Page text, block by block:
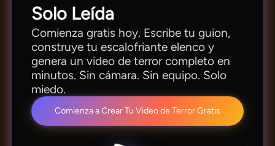
Solo Leída
Comienza gratis hoy. Escribe tu guion,
construye tu escalofriante elenco y
genera un video de terror completo en
minutos. Sin cámara. Sin equipo. Solo
miedo.
Comienza a Crear Tu Video de Terror Gratis